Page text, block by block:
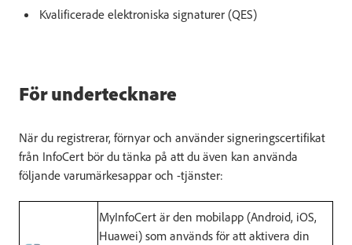
Kvalificerade elektroniska signaturer (QES)
För undertecknare
När du registrerar, förnyar och använder signeringscertifikat
från InfoCert bör du tänka på att du även kan använda
följande varumärkesappar och -tjänster:
MyInfoCert är den mobilapp (Android, iOS,
Huawei) som används för att aktivera din